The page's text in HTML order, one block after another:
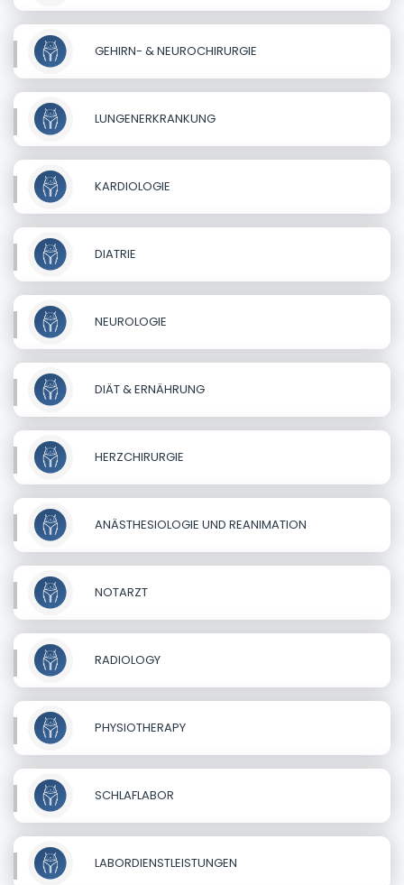
GEHIRN- & NEUROCHIRURGIE
LUNGENERKRANKUNG
KARDIOLOGIE
DIATRIE
NEUROLOGIE
DIÄT & ERNÄHRUNG
HERZCHIRURGIE
ANÄSTHESIOLOGIE UND REANIMATION
NOTARZT
RADIOLOGY
PHYSIOTHERAPY
SCHLAFLABOR
LABORDIENSTLEISTUNGEN